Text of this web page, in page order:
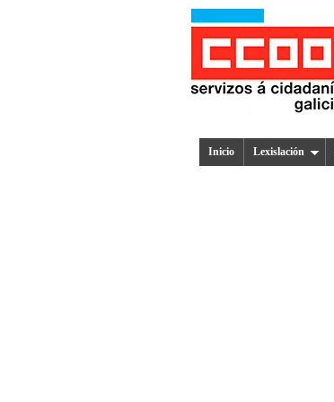
Inicio Lexislación